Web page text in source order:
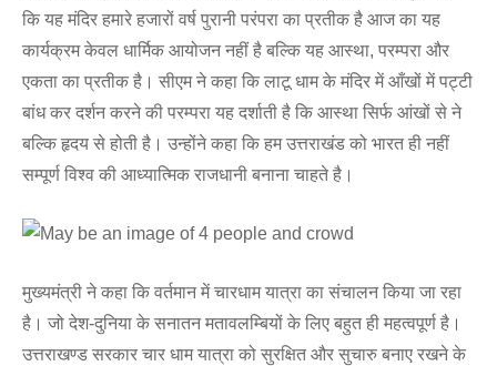
कि यह मंदिर हमारे हजारों वर्ष पुरानी परंपरा का प्रतीक है आज का यह
कार्यक्रम केवल धार्मिक आयोजन नहीं है बल्कि यह आस्था, परम्परा और
एकता का प्रतीक है। सीएम ने कहा कि लाटू धाम के मंदिर में आँखों में पट्टी
बांध कर दर्शन करने की परम्परा यह दर्शाती है कि आस्था सिर्फ आंखों से ने
बल्कि हृदय से होती है। उन्होंने कहा कि हम उत्तराखंड को भारत ही नहीं
सम्पूर्ण विश्व की आध्यात्मिक राजधानी बनाना चाहते है।
मुख्यमंत्री ने कहा कि वर्तमान में चारधाम यात्रा का संचालन किया जा रहा
है। जो देश-दुनिया के सनातन मतावलम्बियों के लिए बहुत ही महत्वपूर्ण है।
उत्तराखण्ड सरकार चार धाम यात्रा को सुरक्षित और सुचारु बनाए रखने के